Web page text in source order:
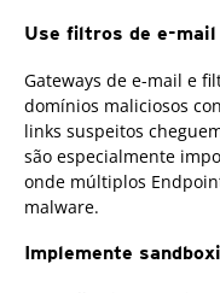
Use filtros de e-mail
Gateways de e-mail e
domínios maliciosos
links suspeitos
são especialmente
onde múltiplos
malware.
Implemente